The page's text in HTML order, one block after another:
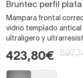
Bruntec perfil
Mampara frontal
vidrio templado antical
ultraligero y
423,80€